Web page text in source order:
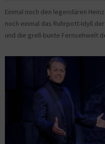
Einmal noch den legendären
noch einmal das Ruhrpott-Idyll
und die grell-bunte Fernsehwelt